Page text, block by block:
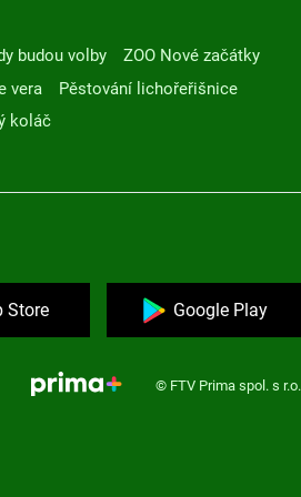
budou volby
ZOO Nové začátky
vera
Pěstování lichořeřišnice
koláč
Store Google Play
© FTV Prima spol. s r.o.